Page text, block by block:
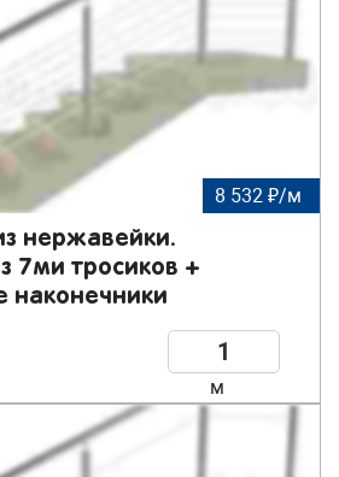
8 532 ₽/м
нержавейки.
7ми тросиков +
наконечники
м